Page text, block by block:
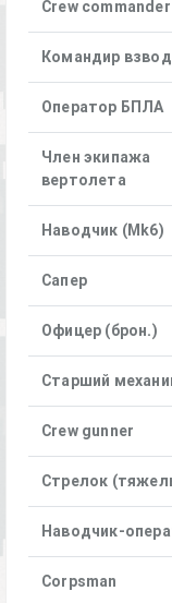
Crew commander
Командир
Оператор БПЛА
Член экипажа
вертолета
Наводчик (Mk6)
Сапер
Офицер (брон.)
Старший
Crew gunner
Стрелок
Наводчик-
Corpsman